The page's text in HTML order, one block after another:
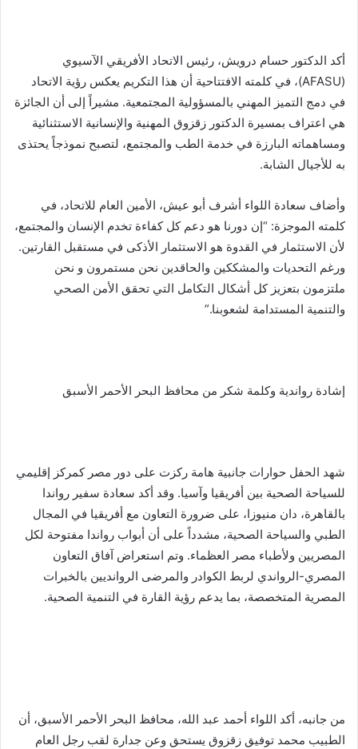
​أكد الدكتور حسام درويش، رئيس الاتحاد الأفريقي الآسيوي
(AFASU)، في كلمته الافتتاحية أن هذا التكريم يعكس رؤية الاتحاد
في دمج التميز المهني بالمسؤولية المجتمعية. مشيراً إلى أن الجائزة
هي اعتراف بمسيرة الدكتور زقزوق المهنية والإنسانية الاستثنائية
ومساهماته البارزة في خدمة الطب والمجتمع، لتصبح نموذجاً يحتذى
به للأجيال الشابة.
​وأضاف سعادة اللواء أشرف أبو عيش، الأمين العام للاتحاد، في
كلمته الموجزة: “إن دورنا هو دعم كل كفاءة تخدم الإنسان والمجتمع،
لأن الاستثمار في القدوة هو الاستثمار الأذكى في مستقبل القارتين.
ورغم التحديات والمشككين والحاقدين نحن مستمرون و نحن
ملتزمون بتعزيز كل أشكال التكامل التي تحقق الأمن الصحي
والتنمية المستدامة لشعوبنا.”
​إشادة رواندية وكلمة شكر من محافظ البحر الأحمر الأسبق
​شهد الحفل حوارات جانبية هامة ركزت على دور مصر كمركز إقليمي
للسياحة الصحية بين أفريقيا وآسيا. وقد أكد سعادة سفير رواندا
بالقاهرة، دان منيوزا، على ضرورة التعاون مع أفريقيا في المجال
الطبي والسياحة الصحية، مشدداً على أن أبواب رواندا مفتوحة لكل
المصريين ولأطباء مصر العظماء. وتم استعراض آفاق التعاون
المصري-الرواندي لربط الكوادر والمرضى الروانديين بالخبرات
المصرية المتخصصة، بما يدعم رؤية القارة في التنمية الصحية.
من جانبه، أكد اللواء أحمد عبد الله، محافظ البحر الأحمر الأسبق، أن
الطبيب محمد توفيق زقزوق يستحق وعن جدارة لقب رجل العام